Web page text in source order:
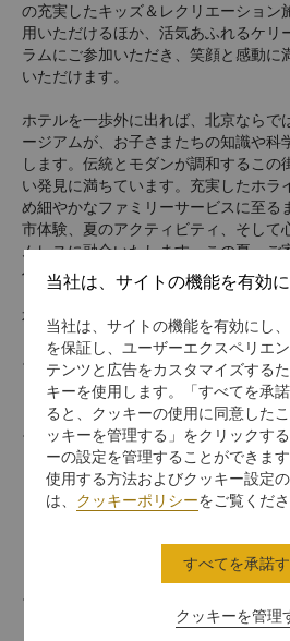
の充実したキッズ＆レクリエーション
用いただけるほか、活気あふれるケリ
ラムにご参加いただき、笑顔と感動に
いただけます。
ホテルを一歩外に出れば、北京ならで
ージアムが、お子さまたちの知識や科
します。伝統とモダンが調和するこの
い発見に満ちています。充実したホラ
め細やかなファミリーサービスに至る
市体験、夏のアクティビティ、そして
ムレスに融合いたします。この夏、ご
へ、より多くの発見へと出かけてみま
本オファーは以下の特典をお楽しみい
嘉里阁スーパーデラックスルームに
12歳以下の子供2名に適用）
没入型宿泊体験、丁寧に設えられた
ーテーマルーム、子供専用特典を含
に予約をお願いいたします: ①キッズ
ョンスクロールおよびアクティビテ
下の子供2名の朝食、アフタヌーン
当社は、サイトの機能を有効
当社は、サイトの機能を有効にし
を保証し、ユーザーエクスペリエ
テンツと広告をカスタマイズする
キーを使用します。「すべてを承
ると、クッキーの使用に同意した
ッキーを管理する」をクリックす
ーの設定を管理することができま
使用する方法およびクッキー設定
は、 クッキーポリシーをご覧くださ
クッキーを管理
すべてを承諾